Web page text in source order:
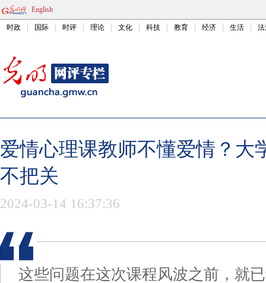
English
时政 国际 时评 理论 文化 科技 教育 经济 生活
爱情心理课教师不懂爱情？大
不把关
2024-03-14 16:37:36
这些问题在这次课程风波之前，就